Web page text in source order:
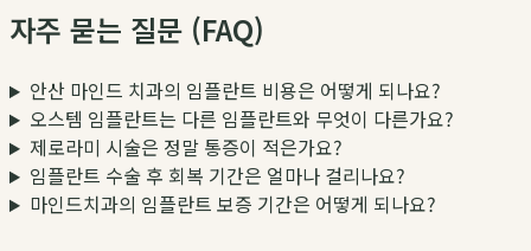
자주 묻는 질문 (FAQ)
안산 마인드 치과의 임플란트 비용은 어떻게 되나요?
오스템 임플란트는 다른 임플란트와 무엇이 다른가요?
제로라미 시술은 정말 통증이 적은가요?
임플란트 수술 후 회복 기간은 얼마나 걸리나요?
마인드치과의 임플란트 보증 기간은 어떻게 되나요?